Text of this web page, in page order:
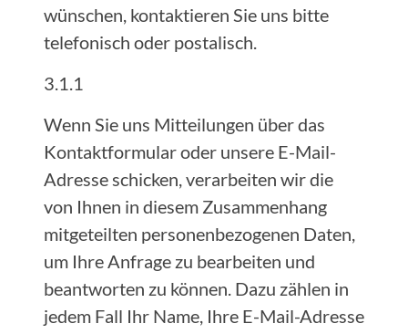
wünschen, kontaktieren Sie uns bitte
telefonisch oder postalisch.
3.1.1
Wenn Sie uns Mitteilungen über das
Kontaktformular oder unsere E-Mail-
Adresse schicken, verarbeiten wir die
von Ihnen in diesem Zusammenhang
mitgeteilten personenbezogenen Daten,
um Ihre Anfrage zu bearbeiten und
beantworten zu können. Dazu zählen in
jedem Fall Ihr Name, Ihre E-Mail-Adresse